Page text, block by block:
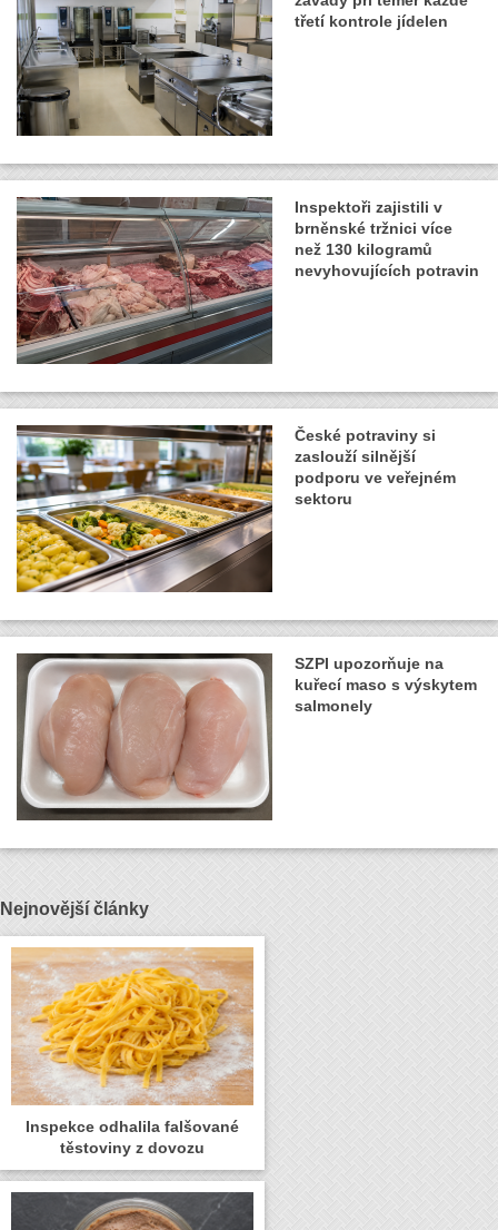
třetí kontrole jídelen
Inspektoři zajistili v
brněnské tržnici více
než 130 kilogramů
nevyhovujících potravin
České potraviny si
zaslouží silnější
podporu ve veřejném
sektoru
SZPI upozorňuje na
kuřecí maso s výskytem
salmonely
Nejnovější články
Inspekce odhalila falšované
těstoviny z dovozu